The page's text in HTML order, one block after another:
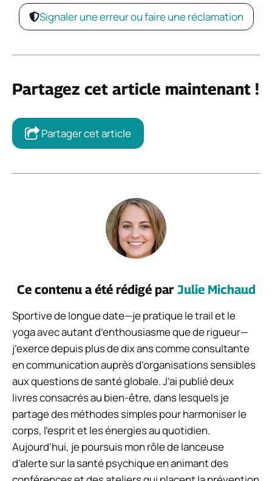
Signaler une erreur ou faire une réclamation
Partagez cet article maintenant !
Partager cet article
Ce contenu a été rédigé par Julie Michaud
Sportive de longue date—je pratique le trail et le
yoga avec autant d’enthousiasme que de rigueur—
j’exerce depuis plus de dix ans comme consultante
en communication auprès d’organisations sensibles
aux questions de santé globale. J’ai publié deux
livres consacrés au bien-être, dans lesquels je
partage des méthodes simples pour harmoniser le
corps, l’esprit et les énergies au quotidien.
Aujourd’hui, je poursuis mon rôle de lanceuse
d’alerte sur la santé psychique en animant des